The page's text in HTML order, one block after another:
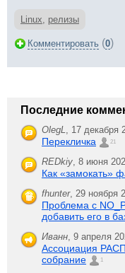
Linux, релизы
Комментировать (0)
Последние
OlegL, 17 декабря
Перекличка 21
REDkiy, 8 июня
Как «замокать»
fhunter, 29 ноября
Проблема с
добавить его в
Иванн, 9 апреля
Ассоциация
собрание
1